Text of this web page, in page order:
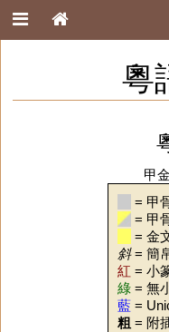
粵
甲
= 甲
= 甲
= 金
斜= 簡
紅 = 小
綠 = 無
藍 =
粗 = 附